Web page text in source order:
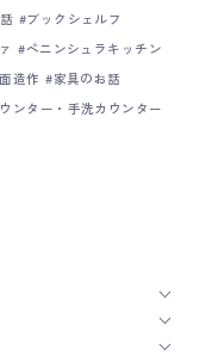
ブックシェルフ
ペニンシュラキッチン
造作
家具のお話
ンター・手洗カウンター